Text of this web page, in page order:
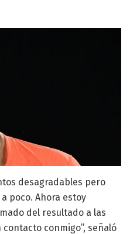
desagradables pero
poco. Ahora estoy
del resultado a las
conmigo”, señaló